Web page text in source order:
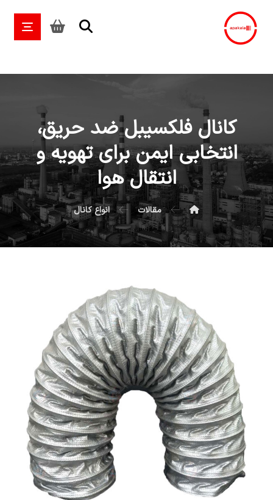
کانال فلکسیبل ضد حریق،
انتخابی ایمن برای تهویه و
انتقال هوا
مقالات انواع کانال